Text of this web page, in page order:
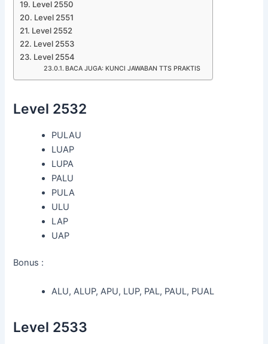
Level 2550
Level 2551
Level 2552
Level 2553
Level 2554
BACA JUGA: KUNCI JAWABAN TTS PRAKTIS
Level 2532
PULAU
LUAP
LUPA
PALU
PULA
ULU
LAP
UAP
Bonus :
ALU, ALUP, APU, LUP, PAL, PAUL, PUAL
Level 2533